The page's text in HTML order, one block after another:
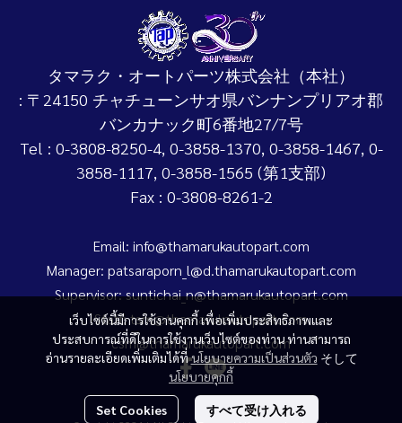
เว็บไซต์นี้มีการใช้งานคุกกี้ เพื่อเพิ่มประสิทธิภาพและ
ประสบการณ์ที่ดีในการใช้งานเว็บไซต์ของท่าน ท่านสามารถ
อ่านรายละเอียดเพิ่มเติมได้ที่นโยบายความเป็นส่วนตัว そして
นโยบายคุกกี้
Set Cookies すべて受け入れる
タマラク・オートパーツ株式会社（本社）
: 〒24150 チャチューンサオ県バンナンプリアオ郡
バンカナック町6番地27/7号
Tel : 0-3808-8250-4, 0-3858-1370, 0-3858-1467, 0-
3858-1117, 0-3858-1565 (第1支部)
Fax : 0-3808-8261-2
Email: info@thamarukautopart.com
Manager: patsaraporn_l@d.thamarukautopart.com
Supervisor: suntichai_n@thamarukautopart.com
Staff: tsm@thamarukautopart.com
csm@thamarukautopart.com